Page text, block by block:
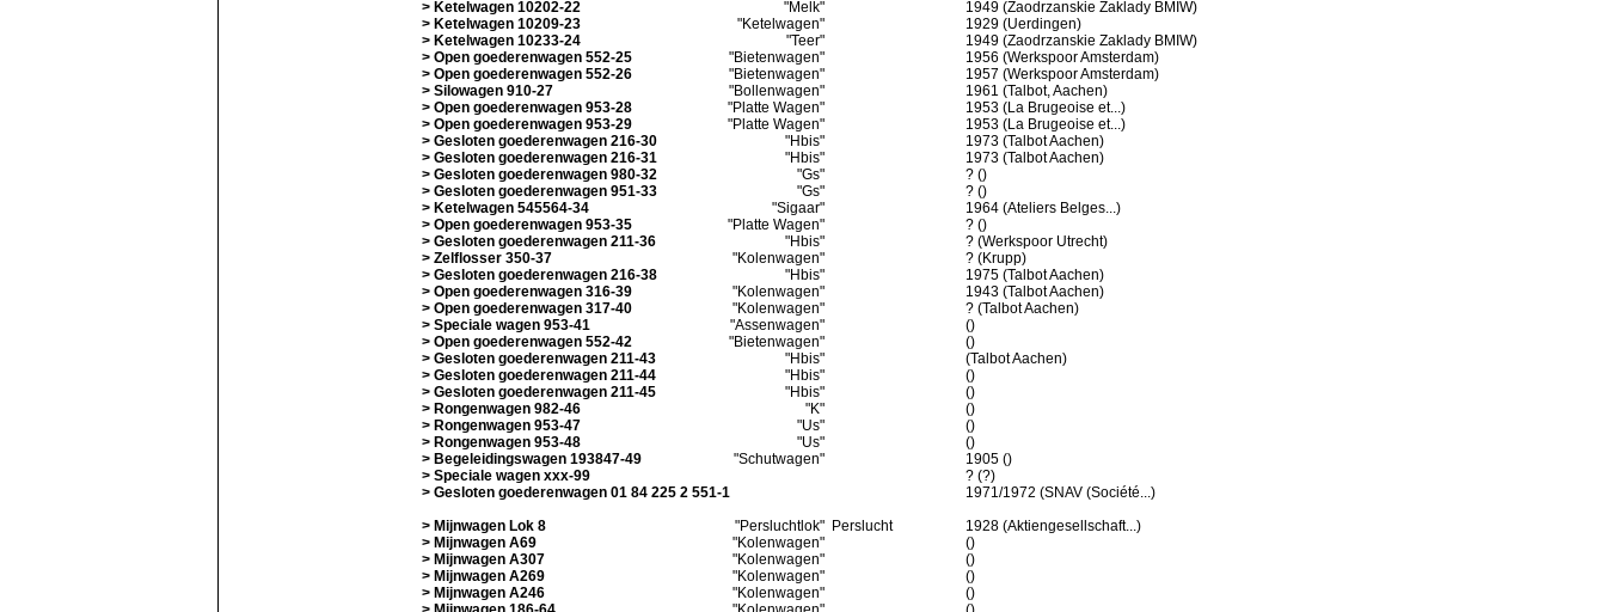
> Ketelwagen 10202-22
"Melk"
1949 (Zaodrzanskie Zaklady BMIW)
> Ketelwagen 10209-23
"Ketelwagen"
1929 (Uerdingen)
> Ketelwagen 10233-24
"Teer"
1949 (Zaodrzanskie Zaklady BMIW)
> Open goederenwagen 552-25
"Bietenwagen"
1956 (Werkspoor Amsterdam)
> Open goederenwagen 552-26
"Bietenwagen"
1957 (Werkspoor Amsterdam)
> Silowagen 910-27
"Bollenwagen"
1961 (Talbot, Aachen)
> Open goederenwagen 953-28
"Platte Wagen"
1953 (La Brugeoise et...)
> Open goederenwagen 953-29
"Platte Wagen"
1953 (La Brugeoise et...)
> Gesloten goederenwagen 216-30
"Hbis"
1973 (Talbot Aachen)
> Gesloten goederenwagen 216-31
"Hbis"
1973 (Talbot Aachen)
> Gesloten goederenwagen 980-32
"Gs"
? ()
> Gesloten goederenwagen 951-33
"Gs"
? ()
> Ketelwagen 545564-34
"Sigaar"
1964 (Ateliers Belges...)
> Open goederenwagen 953-35
"Platte Wagen"
? ()
> Gesloten goederenwagen 211-36
"Hbis"
? (Werkspoor Utrecht)
> Zelflosser 350-37
"Kolenwagen"
? (Krupp)
> Gesloten goederenwagen 216-38
"Hbis"
1975 (Talbot Aachen)
> Open goederenwagen 316-39
"Kolenwagen"
1943 (Talbot Aachen)
> Open goederenwagen 317-40
"Kolenwagen"
? (Talbot Aachen)
> Speciale wagen 953-41
"Assenwagen"
()
> Open goederenwagen 552-42
"Bietenwagen"
()
> Gesloten goederenwagen 211-43
"Hbis"
(Talbot Aachen)
> Gesloten goederenwagen 211-44
"Hbis"
()
> Gesloten goederenwagen 211-45
"Hbis"
()
> Rongenwagen 982-46
"K"
()
> Rongenwagen 953-47
"Us"
()
> Rongenwagen 953-48
"Us"
()
> Begeleidingswagen 193847-49
"Schutwagen"
1905 ()
> Speciale wagen xxx-99
? (?)
> Gesloten goederenwagen 01 84 225 2 551-1
1971/1972 (SNAV (Société...)
> Mijnwagen Lok 8
"Persluchtlok" Perslucht
1928 (Aktiengesellschaft...)
> Mijnwagen A69
"Kolenwagen"
()
> Mijnwagen A307
"Kolenwagen"
()
> Mijnwagen A269
"Kolenwagen"
()
> Mijnwagen A246
"Kolenwagen"
()